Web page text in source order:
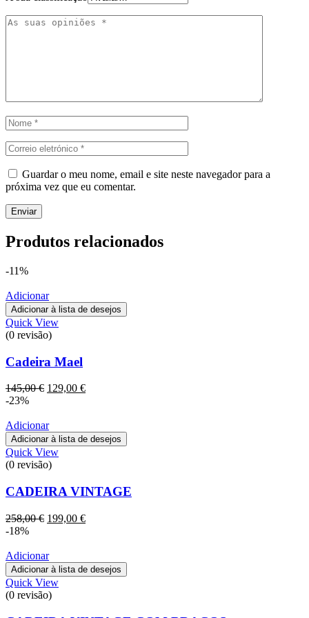
Guardar o meu nome, email e site neste navegador para a
próxima vez que eu comentar.
Produtos relacionados
-11%
Adicionar
Adicionar à lista de desejos
Quick View
(0 revisão)
Cadeira Mael
145,00€ O
era:
145,00 €.
129,00 €O
129,00 €.
-23%
Adicionar
Adicionar à lista de desejos
Quick View
(0 revisão)
CADEIRA VINTAGE
258,00€ O
era:
258,00 €.
199,00 €O
199,00 €.
-18%
Adicionar
Adicionar à lista de desejos
Quick View
(0 revisão)